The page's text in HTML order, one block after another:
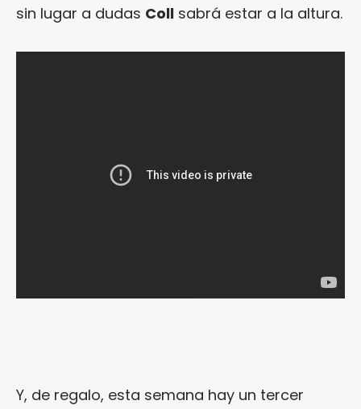
sin lugar a dudas Coll sabrá estar a la altura.
Y, de regalo, esta semana hay un tercer